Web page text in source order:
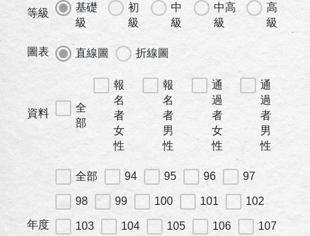
等級
基礎
級
初
級
中
級
中高
級
高
級
圖表 直線圖 折線圖
資料
全
部
報
名
者
女
性
報
名
者
男
性
通
過
者
女
性
通
過
者
男
性
年度
全部 94 95 96 97
98 99 100 101 102
103 104 105 106 107